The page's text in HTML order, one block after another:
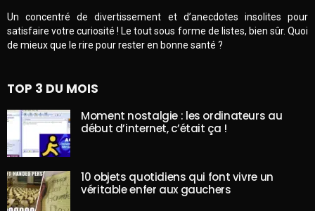
Un concentré de divertissement et d’anecdotes insolites pour
satisfaire votre curiosité ! Le tout sous forme de listes, bien sûr. Quoi
de mieux que le rire pour rester en bonne santé ?
TOP 3 DU MOIS
Moment nostalgie : les ordinateurs au
début d’internet, c’était ça !
10 objets quotidiens qui font vivre un
véritable enfer aux gauchers